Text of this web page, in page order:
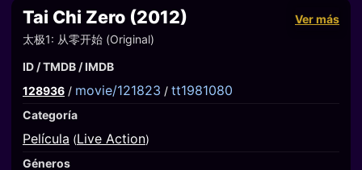
Tai Chi Zero (2012)
Ver más
太极1: 从零开始 (Original)
ID / TMDB / IMDB
128936 / movie/121823 / tt1981080
Categoría
Película (Live Action)
Géneros